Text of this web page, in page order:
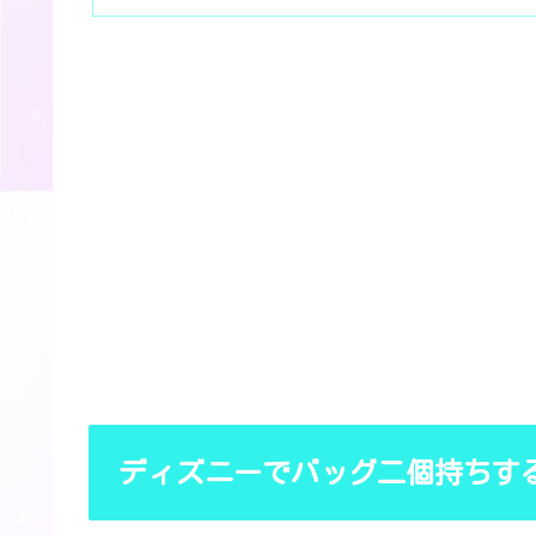
ディズニーでバッグ二個持ちす